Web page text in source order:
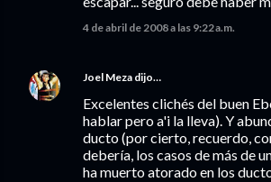
4 de abril de 2008 a las 9:22 a.m.
Joel Meza dijo…
Excelentes clichés del buen
hablar pero a'i la lleva). Y
ducto (por cierto, recuerdo,
debería, los casos de más de
ha muerto atorado en los